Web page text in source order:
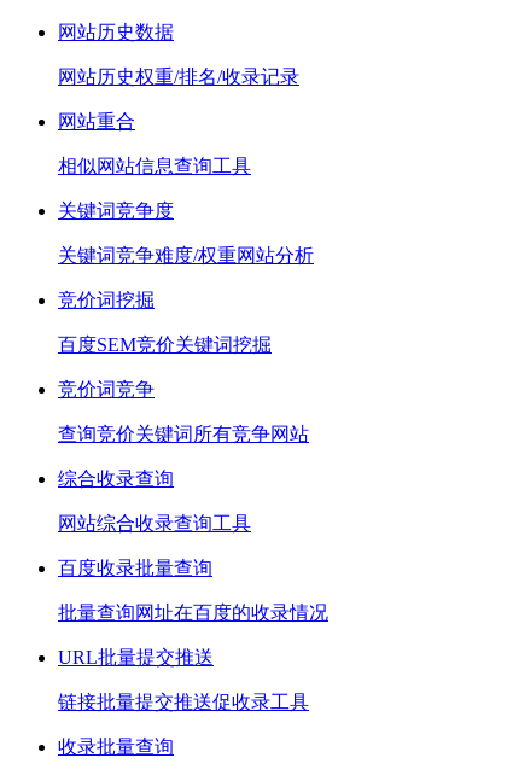
网站历史数据
网站历史权重/排名/收录记录
网站重合
相似网站信息查询工具
关键词竞争度
关键词竞争难度/权重网站分析
竞价词挖掘
百度SEM竞价关键词挖掘
竞价词竞争
查询竞价关键词所有竞争网站
综合收录查询
网站综合收录查询工具
百度收录批量查询
批量查询网址在百度的收录情况
URL批量提交推送
链接批量提交推送促收录工具
收录批量查询